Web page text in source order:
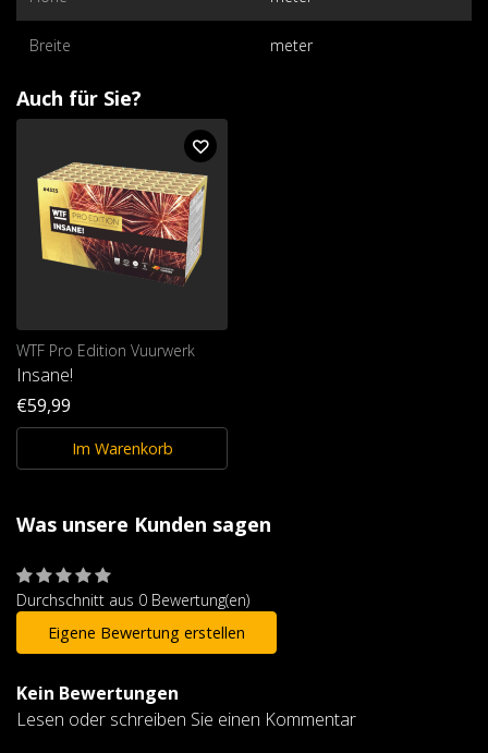
Breite meter
Auch für Sie?
WTF Pro Edition Vuurwerk
Insane!
€59,99
Im Warenkorb
Was unsere Kunden sagen
Durchschnitt aus 0 Bewertung(en)
Eigene Bewertung erstellen
Kein Bewertungen
Lesen oder schreiben Sie einen Kommentar